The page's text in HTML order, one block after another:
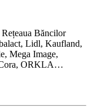
Băncilor
Lidl, Kaufland,
Mega Image,
Cora, ORKLA…